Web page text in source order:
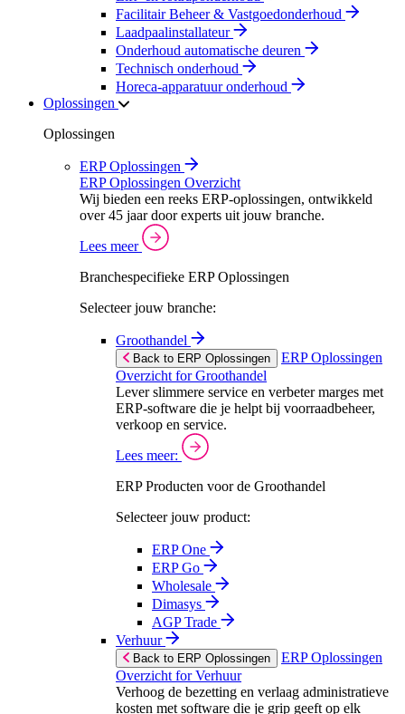
Facilitair Beheer & Vastgoedonderhoud
Laadpaalinstallateur
Onderhoud automatische deuren
Technisch onderhoud
Horeca-apparatuur onderhoud
Oplossingen
Oplossingen
ERP Oplossingen
ERP Oplossingen Overzicht
Wij bieden een reeks ERP-oplossingen, ontwikkeld
over 45 jaar door experts uit jouw branche.
Lees meer
Branchespecifieke ERP Oplossingen
Selecteer jouw branche:
Groothandel
Back to ERP Oplossingen
ERP Oplossingen
Overzicht for Groothandel
Lever slimmere service en verbeter marges met
ERP-software die je helpt bij voorraadbeheer,
verkoop en service.
Lees meer:
ERP Producten voor de Groothandel
Selecteer jouw product:
ERP One
ERP Go
Wholesale
Dimasys
AGP Trade
Verhuur
Back to ERP Oplossingen
ERP Oplossingen
Overzicht for Verhuur
Verhoog de bezetting en verlaag administratieve
kosten met software die je grip geeft op elk